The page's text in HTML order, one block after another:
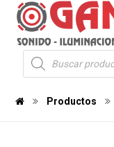
Productos